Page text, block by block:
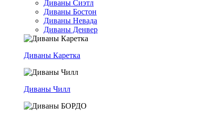
Диваны Сиэтл
Диваны Бостон
Диваны Невада
Диваны Денвер
Диваны Каретка
Диваны Чилл